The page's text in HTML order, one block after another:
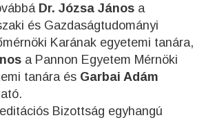
Dr. Józsa János a
és Gazdaságtudományi
Karának egyetemi tanára,
a Pannon Egyetem Mérnöki
tanára és Garbai Adám
Bizottság egyhangú